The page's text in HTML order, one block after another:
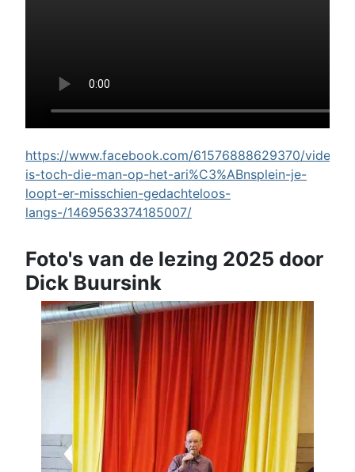
https://www.facebook.com/61576888629370/videos/
is-toch-die-man-op-het-ari%C3%ABnsplein-je-
loopt-er-misschien-gedachteloos-
langs-/1469563374185007/
Foto's van de lezing 2025 door
Dick Buursink